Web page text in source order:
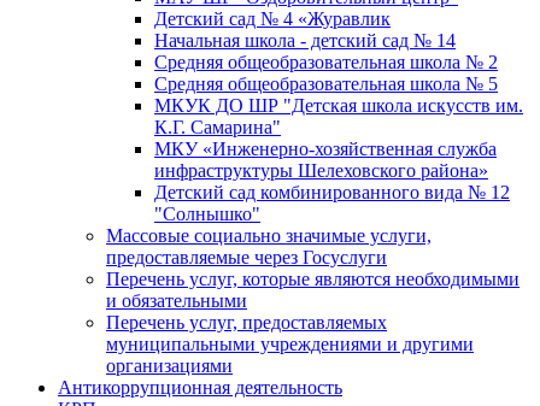
Детский сад № 4 «Журавлик
Начальная школа - детский сад № 14
Средняя общеобразовательная школа № 2
Средняя общеобразовательная школа № 5
МКУК ДО ШР "Детская школа искусств им.
К.Г. Самарина"
МКУ «Инженерно-хозяйственная служба
инфраструктуры Шелеховского района»
Детский сад комбинированного вида № 12
"Солнышко"
Массовые социально значимые услуги,
предоставляемые через Госуслуги
Перечень услуг, которые являются необходимыми
и обязательными
Перечень услуг, предоставляемых
муниципальными учреждениями и другими
организациями
Антикоррупционная деятельность